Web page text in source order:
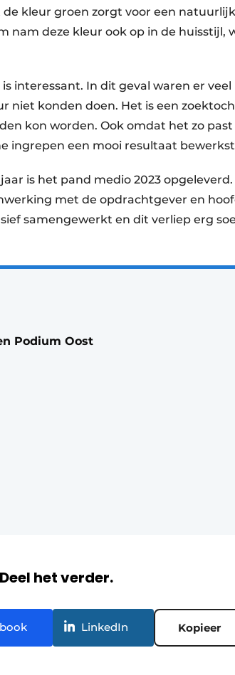
kleur groen zorgt voor een
nam deze kleur ook op in de huisstijl,
interessant. In dit geval waren er
niet konden doen. Het is een
kon worden. Ook omdat het zo
ingrepen een mooi resultaat
is het pand medio 2023
met de opdrachtgever en
samengewerkt en dit verliep erg
Podium Oost
het verder.
LinkedIn Kopieer